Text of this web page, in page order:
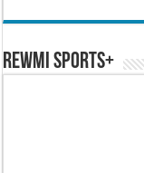
REWMI SPORTS+